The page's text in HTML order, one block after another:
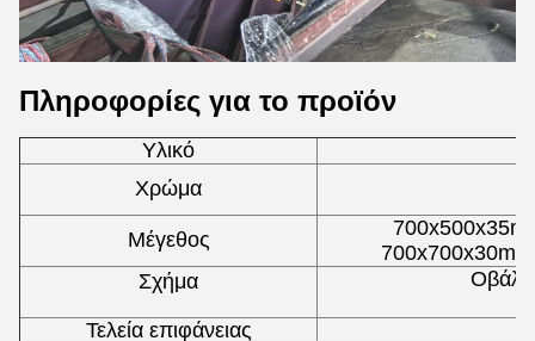
Πληροφορίες για το προϊόν
Υλικό
Χρώμα
Μέγεθος
Σχήμα
Οβάλ /
Τελεία επιφάνειας